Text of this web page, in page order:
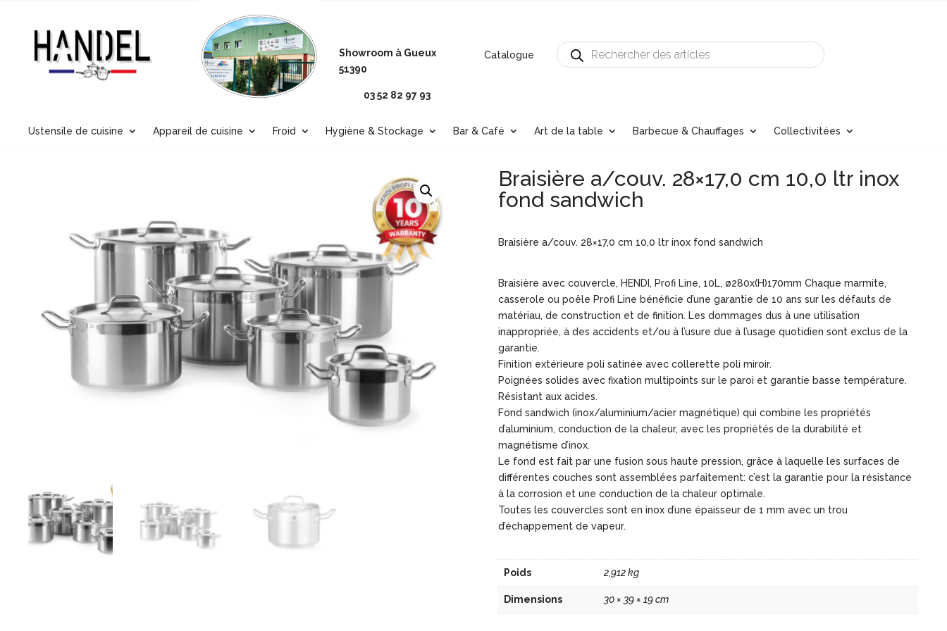
Showroom à Gueux
51390
03 52 82 97 93
Recherche
produits
Catalogue
Ustensile de cuisine Appareil de cuisine Froid Hygiène & Stockage Bar & Café Art de la table Barbecue & Chauffages Collectivitées
Braisière a/couv. 28×17,0 cm 10,0 ltr inox
fond sandwich
Braisière a/couv. 28×17,0 cm 10,0 ltr inox fond sandwich
Braisière avec couvercle, HENDI, Profi Line, 10L, ø280x(H)170mm Chaque marmite,
casserole ou poêle Profi Line bénéficie d’une garantie de 10 ans sur les défauts de
matériau, de construction et de finition. Les dommages dus à une utilisation
inappropriée, à des accidents et/ou à l’usure due à l’usage quotidien sont exclus de la
garantie.
Finition extérieure poli satinée avec collerette poli miroir.
Poignées solides avec fixation multipoints sur le paroi et garantie basse température.
Résistant aux acides.
Fond sandwich (inox/aluminium/acier magnétique) qui combine les propriétés
d’aluminium, conduction de la chaleur, avec les propriétés de la durabilité et
magnétisme d’inox.
Le fond est fait par une fusion sous haute pression, grâce à laquelle les surfaces de
différentes couches sont assemblées parfaitement: c’est la garantie pour la résistance
à la corrosion et une conduction de la chaleur optimale.
Toutes les couvercles sont en inox d’une épaisseur de 1 mm avec un trou
d’échappement de vapeur.
Poids 2,912 kg
Dimensions 30 × 39 × 19 cm